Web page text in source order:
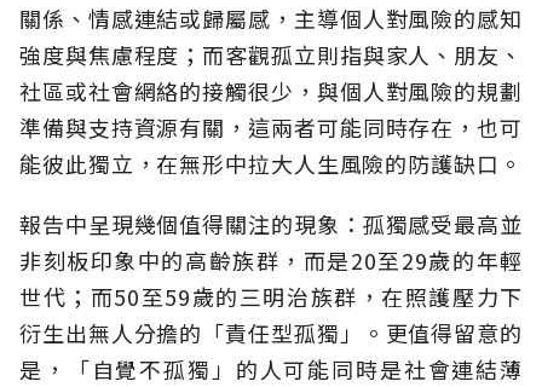
關係、情感連結或歸屬感，主導個人對風險的感知
強度與焦慮程度；而客觀孤立則指與家人、朋友、
社區或社會網絡的接觸很少，與個人對風險的規劃
準備與支持資源有關，這兩者可能同時存在，也可
能彼此獨立，在無形中拉大人生風險的防護缺口。
報告中呈現幾個值得關注的現象：孤獨感受最高並
非刻板印象中的高齡族群，而是20至29歲的年輕
世代；而50至59歲的三明治族群，在照護壓力下
衍生出無人分擔的「責任型孤獨」。更值得留意的
是，「自覺不孤獨」的人可能同時是社會連結薄